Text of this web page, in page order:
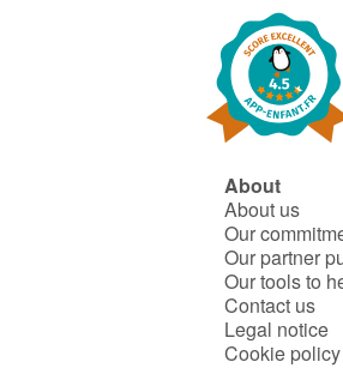
filets «
protéger
Mais qu’en
des
des fruits
connaître
pomiculteurs
l'agriculture
About
About us
Our
Our partner
Our tools to
Contact us
Legal notice
Cookie policy